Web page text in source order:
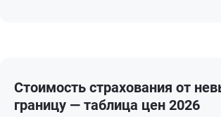
Стоимость страхования от
границу — таблица цен 2026